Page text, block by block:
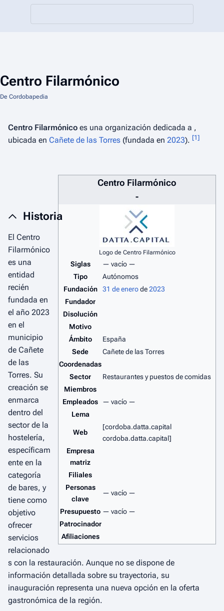
Centro Filarmónico
De Cordobapedia
Centro Filarmónico es una organización dedicada a ,
ubicada en Cañete de las Torres (fundada en 2023). [1]
Centro Filarmónico
-
Logo de Centro Filarmónico
Siglas
— vacío —
Tipo
Autónomos
Fundación
31 de enerode2023
Fundador
Disolución
Motivo
Ámbito
España
Sede
Cañete de las Torres
Coordenadas
Sector
Restaurantes y puestos de comidas
Miembros
Empleados — vacío —
Lema
Web
[cordoba.datta.capital
cordoba.datta.capital]
Empresa
matriz
Filiales
Personas
clave
— vacío —
Presupuesto — vacío —
Patrocinador
Afiliaciones
Historia
El Centro
Filarmónico
es una
entidad
recién
fundada en
el año 2023
en el
municipio
de Cañete
de las
Torres. Su
creación se
enmarca
dentro del
sector de la
hostelería,
específicam
ente en la
categoría
de bares, y
tiene como
objetivo
ofrecer
servicios
relacionado
s con la restauración. Aunque no se dispone de
información detallada sobre su trayectoria, su
inauguración representa una nueva opción en la oferta
gastronómica de la región.